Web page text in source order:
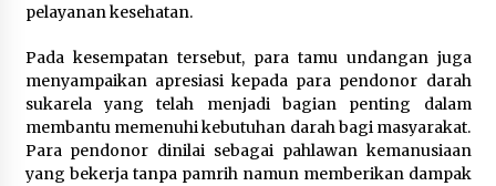
pelayanan kesehatan.
Pada kesempatan tersebut, para tamu undangan juga
menyampaikan apresiasi kepada para pendonor darah
sukarela yang telah menjadi bagian penting dalam
membantu memenuhi kebutuhan darah bagi masyarakat.
Para pendonor dinilai sebagai pahlawan kemanusiaan
yang bekerja tanpa pamrih namun memberikan dampak